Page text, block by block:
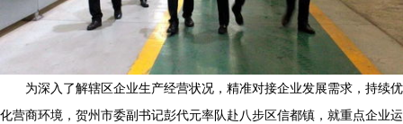
为深入了解辖区企业生产经营状况，精准对接企业发展需求，持续优
化营商环境，贺州市委副书记彭代元率队赴八步区信都镇，就重点企业运